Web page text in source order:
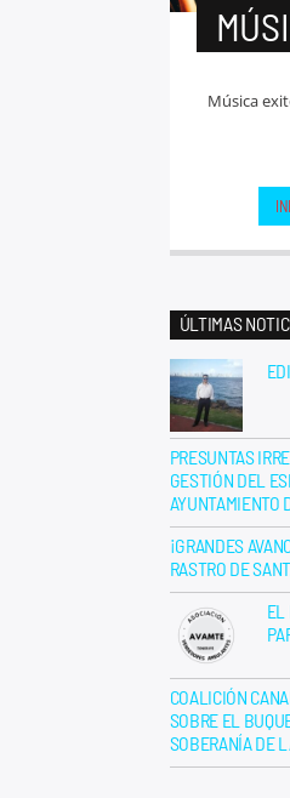
Música
ÚLTIMAS
PRESUNTAS
GESTIÓN DEL
AYUNTAMIENTO
¡GRANDES
RASTRO DE
EL
COALICIÓN
SOBRE EL
SOBERANÍA DE